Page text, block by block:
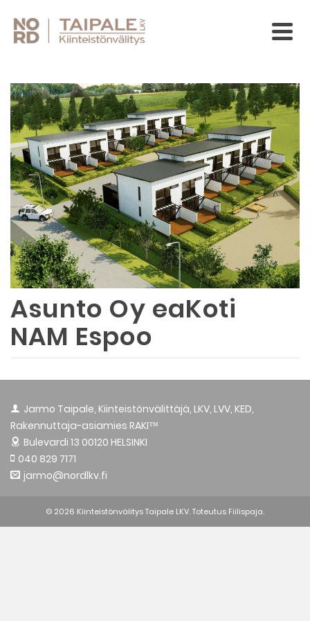
Asunto Oy eaKoti
NAM Espoo
Jarmo Taipale, Kiinteistönvälittäjä, LKV, LVV, KED,
Rakennuttaja-asiamies RAKI™
Bulevardi 13 00120 HELSINKI
040 829 7171
jarmo@nordlkv.fi
© 2026 Kiinteistönvälitys Taipale LKV. Toteutus Fiilispaja.